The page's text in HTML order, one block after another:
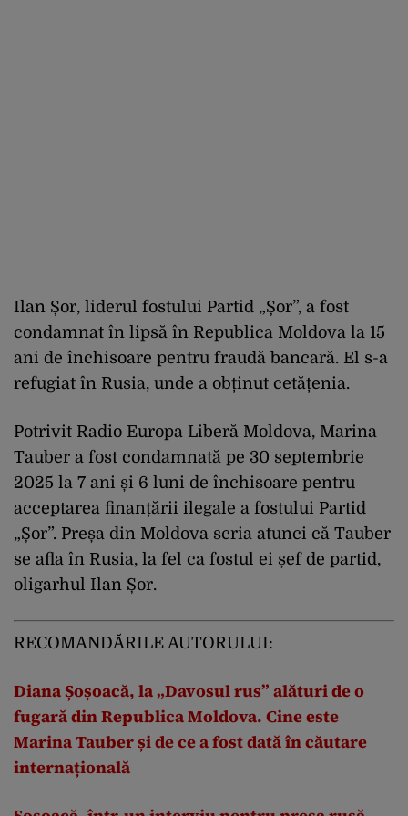
Ilan Șor, liderul fostului Partid „Șor”, a fost
condamnat în lipsă în Republica Moldova la 15
ani de închisoare pentru fraudă bancară. El s-a
refugiat în Rusia, unde a obținut cetățenia.
Potrivit Radio Europa Liberă Moldova, Marina
Tauber a fost condamnată pe 30 septembrie
2025 la 7 ani și 6 luni de închisoare pentru
acceptarea finanțării ilegale a fostului Partid
„Șor”. Preșa din Moldova scria atunci că Tauber
se afla în Rusia, la fel ca fostul ei șef de partid,
oligarhul Ilan Șor.
RECOMANDĂRILE AUTORULUI:
Diana Șoșoacă, la „Davosul rus” alături de o
fugară din Republica Moldova. Cine este
Marina Tauber și de ce a fost dată în căutare
internațională